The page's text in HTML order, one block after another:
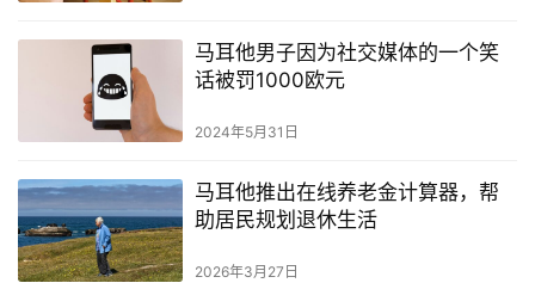
马耳他男子因为社交媒体的一个笑
话被罚1000欧元
2024年5月31日
马耳他推出在线养老金计算器，帮
助居民规划退休生活
2026年3月27日